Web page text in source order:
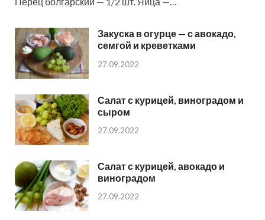
Закуска в огурце — с авокадо,
семгой и креветками
27.09.2022
Салат с курицей, виноградом и
сыром
27.09.2022
Салат с курицей, авокадо и
виноградом
27.09.2022